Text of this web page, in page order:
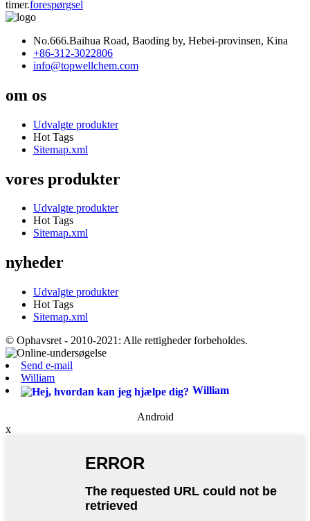
timer.forespørgsel
No.666.Baihua Road, Baoding by, Hebei-provinsen, Kina
+86-312-3022806
info@topwellchem.com
om os
Udvalgte produkter
Hot Tags
Sitemap.xml
vores produkter
Udvalgte produkter
Hot Tags
Sitemap.xml
nyheder
Udvalgte produkter
Hot Tags
Sitemap.xml
© Ophavsret - 2010-2021: Alle rettigheder forbeholdes.
Send e-mail
William
William
Android
x